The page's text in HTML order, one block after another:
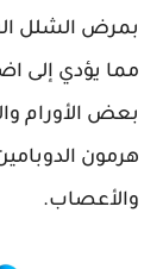
بمرض الشلل
مما يؤدي إلى
بعض الأورام
هرمون
والأعصاب.